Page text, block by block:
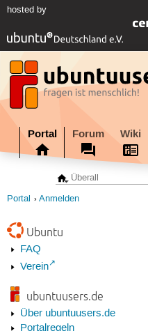
hosted by
Portal Forum Wiki
Portal Anmelden
Ubuntu
FAQ
Verein
ubuntuusers.de
Über ubuntuusers.de
Portalregeln